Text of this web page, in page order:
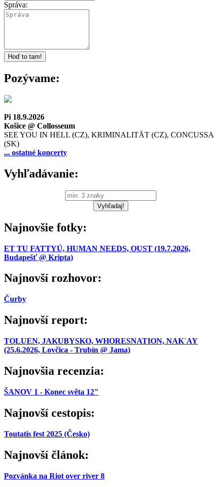
Správa:
Pozývame:
Pi 18.9.2026
Košice @ Collosseum
SEE YOU IN HELL (CZ), KRIMINALITÄT (CZ), CONCUSSA
(SK)
... ostatné koncerty
Vyhľadávanie:
Najnovšie fotky:
ET TU FATTYÚ, HUMAN NEEDS, OUST (19.7.2026,
Budapešť @ Kripta)
Najnovší rozhovor:
Čurby
Najnovší report:
TOLUEN, JAKUBYSKO, WHORESNATION, NAK´AY
(25.6.2026, Lovčica - Trubín @ Jama)
Najnovšia recenzia:
ŠANOV 1 - Konec světa 12"
Najnovší cestopis:
Toutatis fest 2025 (Česko)
Najnovší článok:
Pozvánka na Riot over river 8